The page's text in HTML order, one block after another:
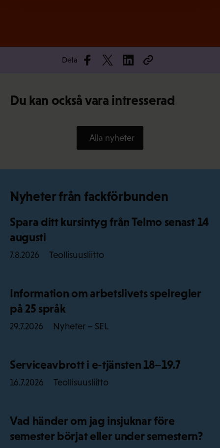
Dela
Du kan också vara intresserad
Alla nyheter
Nyheter från fackförbunden
Spara ditt kursintyg från Telmo senast 14
augusti
7.8.2026 Teollisuusliitto
Information om arbetslivets spelregler
på 25 språk
29.7.2026 Nyheter – SEL
Serviceavbrott i e-tjänsten 18–19.7
16.7.2026 Teollisuusliitto
Vad händer om jag insjuknar före
semester börjat eller under semestern?